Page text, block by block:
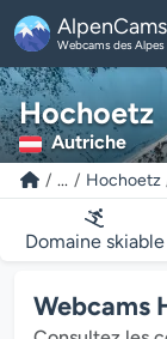
AlpenCams
Webcams des Alpes
Hochoetz
Autriche
... Hochoetz
Domaine skiable
Webcams